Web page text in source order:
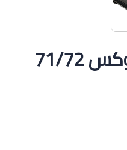
مجموعة درام زيروكس 71/72